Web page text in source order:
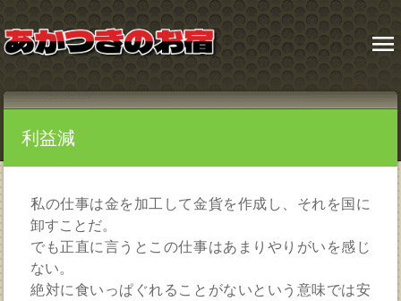
menu
利益減
私の仕事は金を加工して金貨を作成し、それを国に
卸すことだ。
でも正直に言うとこの仕事はあまりやりがいを感じ
ない。
絶対に食いっぱぐれることがないという意味では安